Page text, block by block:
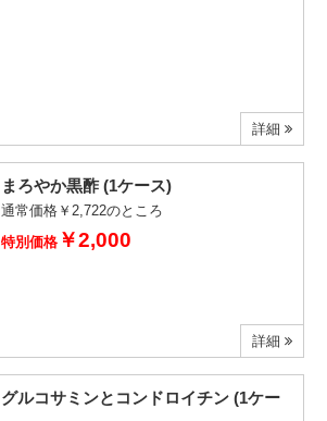
詳細
まろやか黒酢 (1ケース)
通常価格￥2,722のところ
特別価格 ￥2,000
詳細
グルコサミンとコンドロイチン (1ケー